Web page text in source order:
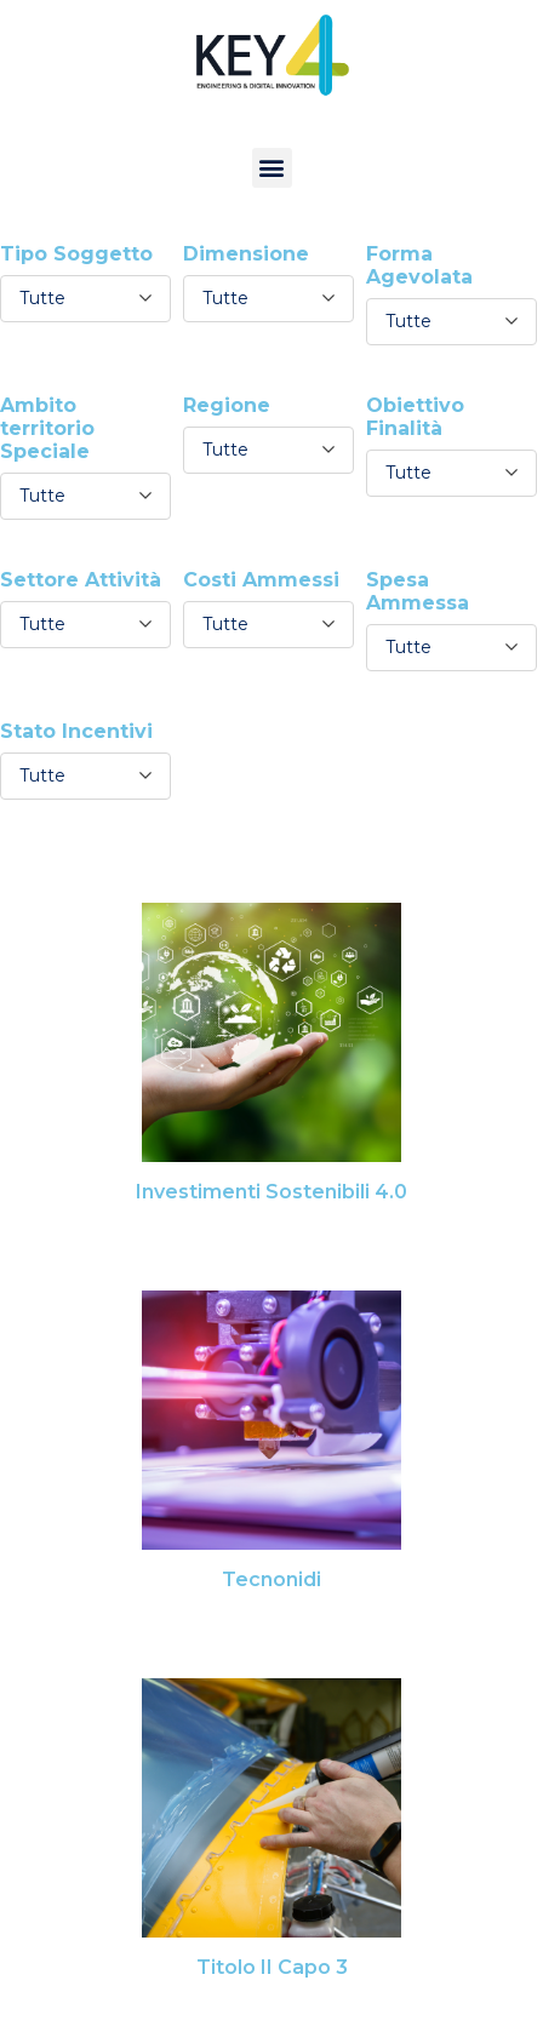
Tipo Soggetto
Tutte
Dimensione
Tutte
Forma
Agevolata
Tutte
Ambito
territorio
Speciale
Tutte
Regione
Tutte
Obiettivo
Finalità
Tutte
Settore Attività
Tutte
Costi Ammessi
Tutte
Spesa
Ammessa
Tutte
Stato Incentivi
Tutte
Investimenti Sostenibili 4.0
Tecnonidi
Titolo II Capo 3